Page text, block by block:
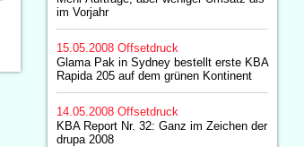
im Vorjahr
15.05.2008 Offsetdruck
Glama Pak in Sydney bestellt erste KBA
Rapida 205 auf dem grünen Kontinent
14.05.2008 Offsetdruck
KBA Report Nr. 32: Ganz im Zeichen der
drupa 2008